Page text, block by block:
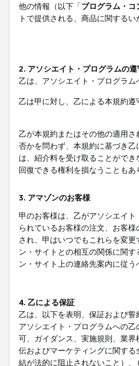
他の情報（以下「プログラム・コ
トで提供される、商品に関する
2. アソシエイト・プログラムの
乙は、アソシエイト・プログラ
乙は甲に対し、乙による本規約
乙が本規約またはその他の適用
否かを問わず、本規約に基づき
は、紹介料を受け取ることがで
回復できる権利を損なうこともあ
3. アマゾンのお客様
甲のお客様は、乙がアソシエイ
られているお客様の注文、お客
され、甲はいつでもこれらを変
ン・サイトとの相互の関係に関
ン・サイト上の連絡先案内に従
4. 乙による保証
乙は、以下を表明、保証および
アソシエイト・プログラムへの
可、ガイダンス、実施規則、業
伝およびマーケティングに関す
結が法的に阻止されないこと）